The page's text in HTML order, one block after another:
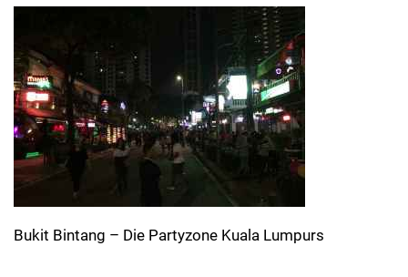
Bukit Bintang – Die Partyzone Kuala Lumpurs